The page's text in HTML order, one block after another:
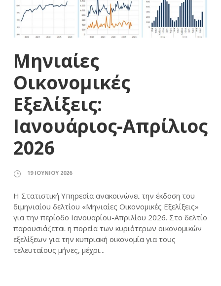
Μηνιαίες
Οικονομικές
Εξελίξεις:
Ιανουάριος-Απρίλιος
2026
19 ΙΟΥΝΊΟΥ 2026
Η Στατιστική Υπηρεσία ανακοινώνει την έκδοση του
διμηνιαίου δελτίου «Μηνιαίες Οικονομικές Εξελίξεις»
για την περίοδο Ιανουαρίου-Απριλίου 2026. Στο δελτίο
παρουσιάζεται η πορεία των κυριότερων οικονομικών
εξελίξεων για την κυπριακή οικονομία για τους
τελευταίους μήνες, μέχρι...